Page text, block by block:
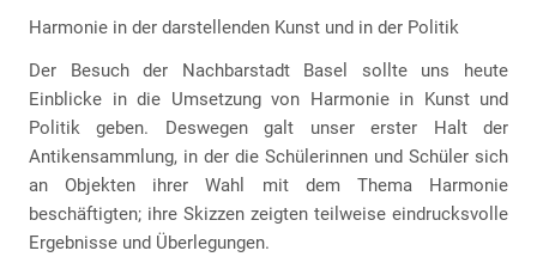
Harmonie in der darstellenden Kunst und in der Politik
Der Besuch der Nachbarstadt Basel sollte uns heute
Einblicke in die Umsetzung von Harmonie in Kunst und
Politik geben. Deswegen galt unser erster Halt der
Antikensammlung, in der die Schülerinnen und Schüler sich
an Objekten ihrer Wahl mit dem Thema Harmonie
beschäftigten; ihre Skizzen zeigten teilweise eindrucksvolle
Ergebnisse und Überlegungen.